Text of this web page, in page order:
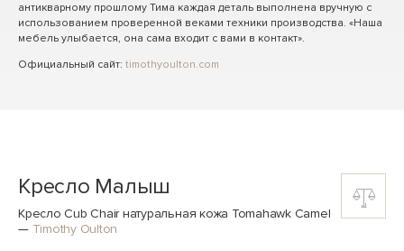
антикварному прошлому Тима каждая деталь выполнена вручную с
использованием проверенной веками техники производства. «Наша
мебель улыбается, она сама входит с вами в контакт».
Официальный сайт: timothyoulton.com
Кресло Малыш
Кресло Cub Chair натуральная кожа Tomahawk Camel
— Timothy Oulton